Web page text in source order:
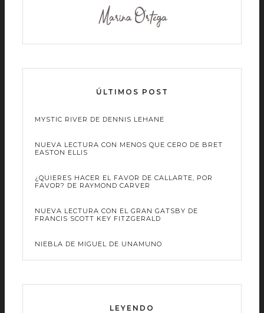
ÚLTIMOS POST
MYSTIC RIVER DE DENNIS LEHANE
NUEVA LECTURA CON MENOS QUE CERO DE BRET
EASTON ELLIS
¿QUIERES HACER EL FAVOR DE CALLARTE, POR
FAVOR? DE RAYMOND CARVER
NUEVA LECTURA CON EL GRAN GATSBY DE
FRANCIS SCOTT KEY FITZGERALD
NIEBLA DE MIGUEL DE UNAMUNO
LEYENDO